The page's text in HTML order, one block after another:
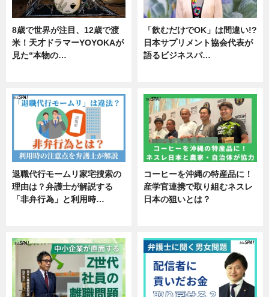
8歳で世界が注目、12歳で渡
米！天才ドラマーYOYOKAが
見た“本物の…
「飲むだけでOK」は間違い!?
日本サプリメント協会代表が
語るビジネスパ…
退職代行モームリ家宅捜索の
理由は？弁護士が解説する
「非弁行為」と利用時…
コーヒーを沖縄の特産品に！
産学官連携で取り組むネスレ
日本の狙いとは？